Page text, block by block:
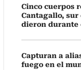
Cinco cuerpos
Cantagallo, sur
dieron durante
Capturan a
fuego en el